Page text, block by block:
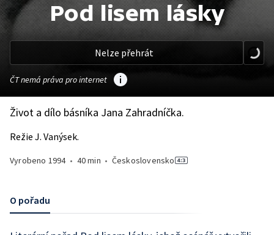
Pod lisem lásky
Nelze přehrát
ČT nemá práva pro internet
Život a dílo básníka Jana Zahradníčka.
Režie J. Vanýsek.
Vyrobeno 1994• 40 min • Československo
O pořadu